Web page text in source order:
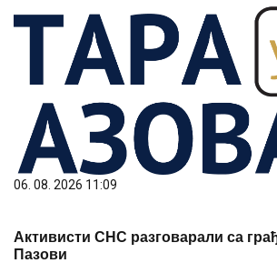
06. 08. 2026 11:09
Активисти СНС разговарали са
Пазови